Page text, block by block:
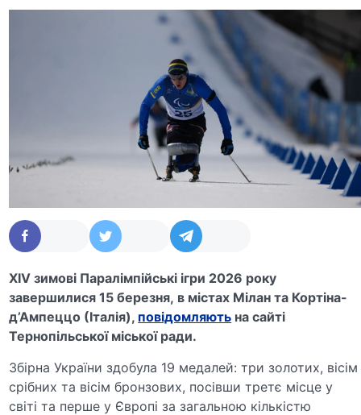
XIV зимові Паралімпійські ігри 2026 року
завершилися 15 березня, в містах Мілан та Кортіна-
д’Ампеццо (Італія), повідомляють на сайті
Тернопільської міської ради.
Збірна України здобула 19 медалей: три золотих, вісім
срібних та вісім бронзових, посівши третє місце у
світі та перше у Європі за загальною кількістю